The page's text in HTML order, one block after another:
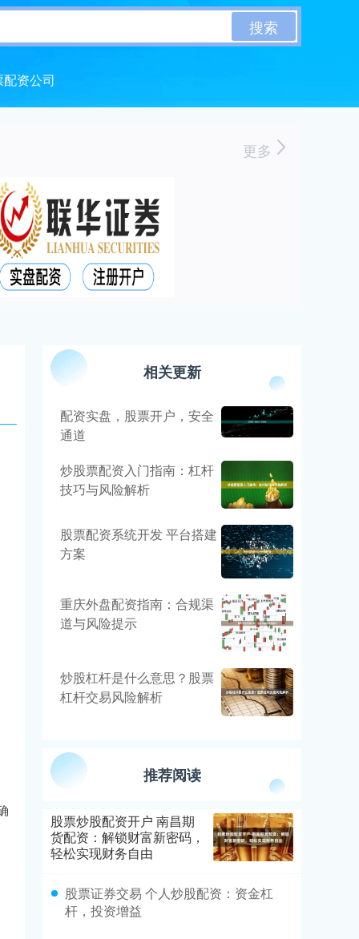
搜索
配资公司
更多
相关更新
配资实盘，股票开户，安全
通道
炒股票配资入门指南：杠杆
技巧与风险解析
股票配资系统开发 平台搭建
方案
重庆外盘配资指南：合规渠
道与风险提示
炒股杠杆是什么意思？股票
杠杆交易风险解析
推荐阅读
股票炒股配资开户 南昌期
货配资：解锁财富新密码，
轻松实现财务自由
股票证券交易 个人炒股配资：资金杠
杆，投资增益